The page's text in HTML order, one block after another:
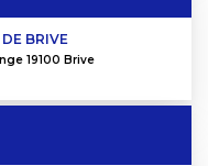
BRIVE
19100 Brive